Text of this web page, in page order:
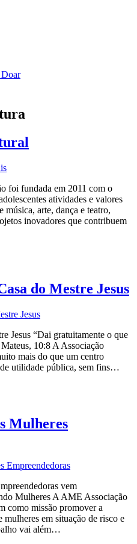
foi fundada em 2011 com o
atividades e valores
música, arte, dança e teatro,
inovadores que contribuem
do Mestre Jesus
Jesus “Dai gratuitamente o que
10:8 A Associação
mais do que um centro
utilidade pública, sem fins…
Mulheres
vem
Mulheres A AME Associação
como missão promover a
em situação de risco e
vai além…